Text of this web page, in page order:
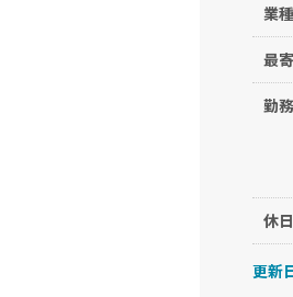
業種
最
勤
休日
更新